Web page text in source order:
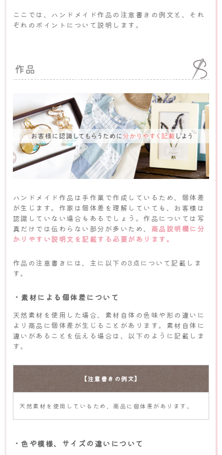
ここでは、ハンドメイド作品の注意書きの例文と、それ
ぞれのポイントについて説明します。
作品
ハンドメイド作品は手作業で作成しているため、個体差
が生じます。作家は個体差を理解していても、お客様は
認識していない場合もあるでしょう。作品については写
真だけでは伝わらない部分が多いため、 商品説明欄に分
かりやすい説明文を記載する必要があります。
作品の注意書きには、主に以下の3点について記載しま
す。
・素材による個体差について
天然素材を使用した場合、素材自体の色味や形の違いに
より商品に個体差が生じることがあります。素材自体に
違いがあることを伝える場合は、以下のように記載しま
す。
【注意書きの例文】
天然素材を使用しているため、商品に個体差があります。
・色や模様、サイズの違いについて